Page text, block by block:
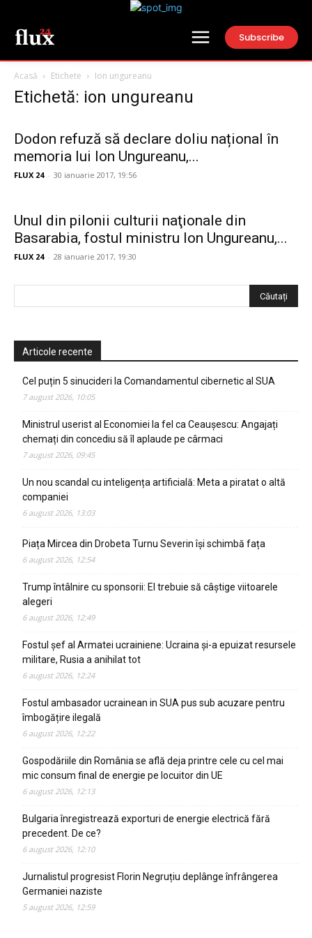
Subscribe
Acasă Etichete Ion ungureanu
Etichetă: ion ungureanu
Dodon refuză să declare doliu național în
memoria lui Ion Ungureanu,...
FLUX 24 - 30 ianuarie 2017, 19:56
Unul din pilonii culturii naţionale din
Basarabia, fostul ministru Ion Ungureanu,...
FLUX 24 - 28 ianuarie 2017, 19:30
Articole recente
Cel puțin 5 sinucideri la Comandamentul cibernetic al SUA
7 august 2026, 10:05
Ministrul userist al Economiei la fel ca Ceaușescu: Angajați
chemați din concediu să îl aplaude pe cârmaci
7 august 2026, 09:45
Un nou scandal cu inteligența artificială: Meta a piratat o altă
companiei
6 august 2026, 13:03
Piața Mircea din Drobeta Turnu Severin își schimbă fața
6 august 2026, 12:54
Trump întâlnire cu sponsorii: El trebuie să câștige viitoarele
alegeri
6 august 2026, 12:49
Fostul șef al Armatei ucrainiene: Ucraina și-a epuizat resursele
militare, Rusia a anihilat tot
6 august 2026, 12:24
Fostul ambasador ucrainean in SUA pus sub acuzare pentru
îmbogățire ilegală
6 august 2026, 12:22
Gospodăriile din România se află deja printre cele cu cel mai
mic consum final de energie pe locuitor din UE
6 august 2026, 12:13
Bulgaria înregistrează exporturi de energie electrică fără
precedent. De ce?
6 august 2026, 12:10
Jurnalistul progresist Florin Negruțiu deplânge înfrângerea
Germaniei naziste
5 august 2026, 12:59